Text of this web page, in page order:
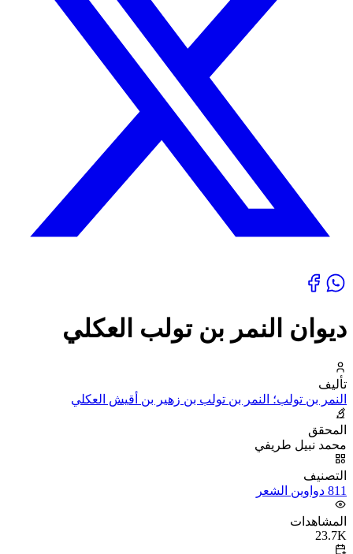
ديوان النمر بن تولب العكلي
تأليف
النمر بن تولب؛ النمر بن تولب بن زهير بن أقيش العكلي
المحقق
محمد نبيل طريفي
التصنيف
811 دواوين الشعر
المشاهدات
23.7K